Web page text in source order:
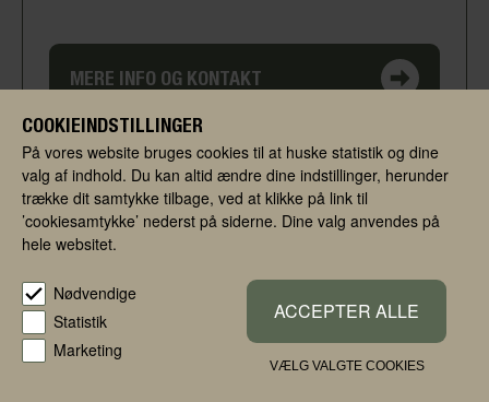
MERE INFO OG KONTAKT
LYSENE, DER DANSER I NATTEN
GRATIS
3 år
Januar
COOKIEINDSTILLINGER
På vores website bruges cookies til at huske statistik og dine
valg af indhold. Du kan altid ændre dine indstillinger, herunder
trække dit samtykke tilbage, ved at klikke på link til
’cookiesamtykke’ nederst på siderne. Dine valg anvendes på
hele websitet.
Nødvendige
Statistik
Marketing
ACCEPTER ALLE
VÆLG VALGTE COOKIES